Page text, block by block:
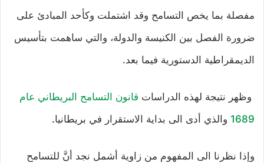
مفصلة بما يخص التسامح وقد اشتملت وكأحد المبادئ على
ضرورة الفصل بين الكنيسة والدولة، والتي ساهمت بتأسيس
الديمقراطية الدستورية فيما بعد.
وظهر نتيجة لهذه الدراسات قانون التسامح البريطاني عام
1689 والذي أدى الى بداية الاستقرار في بريطانيا.
وإذا نظرنا الى المفهوم من زاوية أشمل نجد أنَّ للتسامح